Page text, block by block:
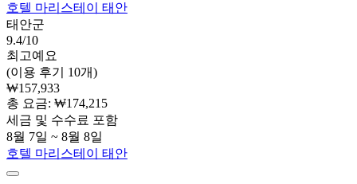
호텔 마리스테이 태안
태안군
9.4/10
최고예요
(이용 후기 10개)
₩157,933
총 요금: ₩174,215
세금 및 수수료 포함
8월 7일 ~ 8월 8일
호텔 마리스테이 태안